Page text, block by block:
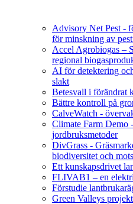
Advisory Net Pest -
för minskning av
Accel Agrobiogas –
regional
AI för detektering
slakt
Betesvall i förändrat
Bättre kontroll på
CalveWatch -
Climate Farm Demo
jordbruksmetoder
DivGrass -
biodiversitet och
Ett kunskapsdrivet
FLIVAB1 – en
Förstudie
Green Valleys